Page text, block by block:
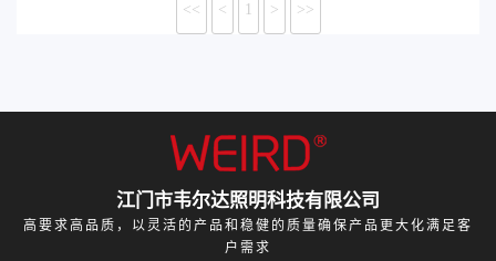
<< < 1 > >>
江门市韦尔达照明科技有限公司
高要求高品质，以灵活的产品和稳健的质量确保产品更大化满足客
户需求